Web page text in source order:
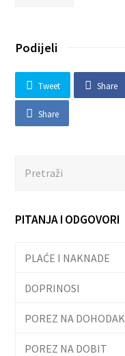
Podijeli
Tweet Share
Share
PITANJA I ODGOVORI
PLAĆE I NAKNADE
DOPRINOSI
POREZ NA DOHODAK
POREZ NA DOBIT